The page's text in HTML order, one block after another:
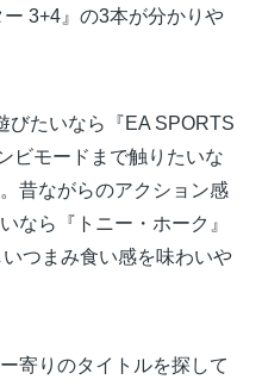
3+4』の3本が分かりや
びたいなら『EA SPORTS
ビモードまで触りたいな
昔ながらのアクション感
なら『トニー・ホーク』
つまみ食い感を味わいや
寄りのタイトルを探して